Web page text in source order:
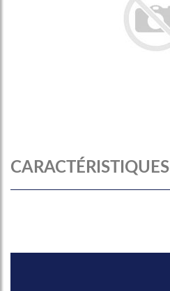
CARACTÉRISTIQUES